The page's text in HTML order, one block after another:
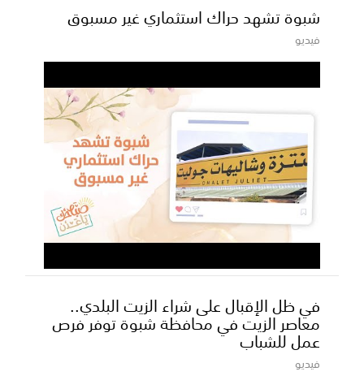
شبوة تشهد حراك استثماري غير مسبوق
فيديو
في ظل الإقبال على شراء الزيت البلدي..
معاصر الزيت في محافظة شبوة توفر فرص
عمل للشباب
فيديو